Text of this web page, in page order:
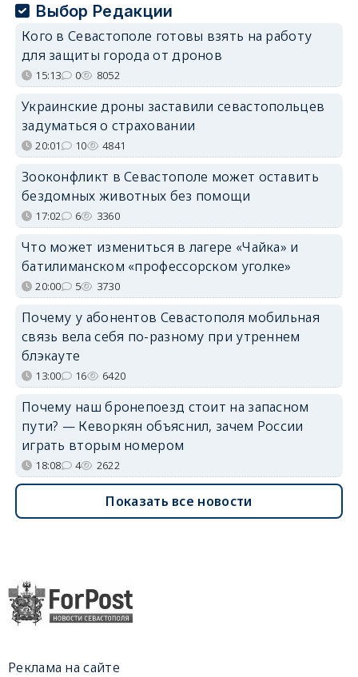
Выбор Редакции
Кого в Севастополе готовы взять на работу
для защиты города от дронов
15:13 0 8052
Украинские дроны заставили севастопольцев
задуматься о страховании
20:01 10 4841
Зооконфликт в Севастополе может оставить
бездомных животных без помощи
17:02 6 3360
Что может измениться в лагере «Чайка» и
батилиманском «профессорском уголке»
20:00 5 3730
Почему у абонентов Севастополя мобильная
связь вела себя по-разному при утреннем
блэкауте
13:00 16 6420
Почему наш бронепоезд стоит на запасном
пути? — Кеворкян объяснил, зачем России
играть вторым номером
18:08 4 2622
Показать все новости
Реклама на сайте